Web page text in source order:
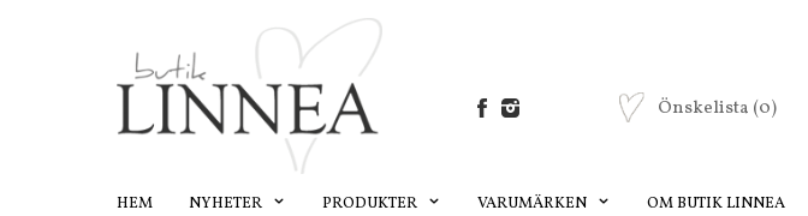
Önskelista (0)
HEM NYHETER PRODUKTER VARUMÄRKEN OM BUTIK LINNEA